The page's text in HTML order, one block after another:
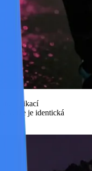
aplikací
verze je identická